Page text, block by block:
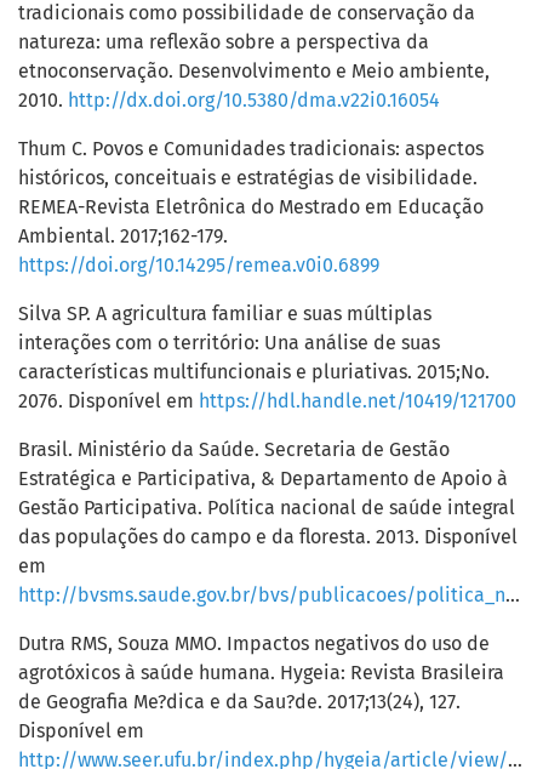
tradicionais como possibilidade de conservação da
natureza: uma reflexão sobre a perspectiva da
etnoconservação. Desenvolvimento e Meio ambiente,
2010. http://dx.doi.org/10.5380/dma.v22i0.16054
Thum C. Povos e Comunidades tradicionais: aspectos
históricos, conceituais e estratégias de visibilidade.
REMEA-Revista Eletrônica do Mestrado em Educação
Ambiental. 2017;162-179.
https://doi.org/10.14295/remea.v0i0.6899
Silva SP. A agricultura familiar e suas múltiplas
interações com o território: Una análise de suas
características multifuncionais e pluriativas. 2015;No.
2076. Disponível em https://hdl.handle.net/10419/121700
Brasil. Ministério da Saúde. Secretaria de Gestão
Estratégica e Participativa, & Departamento de Apoio à
Gestão Participativa. Política nacional de saúde integral
das populações do campo e da floresta. 2013. Disponível
em
http://bvsms.saude.gov.br/bvs/publicacoes/politica_nacional_saude_populacoes_campo.pdf
Dutra RMS, Souza MMO. Impactos negativos do uso de
agrotóxicos à saúde humana. Hygeia: Revista Brasileira
de Geografia Me?dica e da Sau?de. 2017;13(24), 127.
Disponível em
http://www.seer.ufu.br/index.php/hygeia/article/view/34540